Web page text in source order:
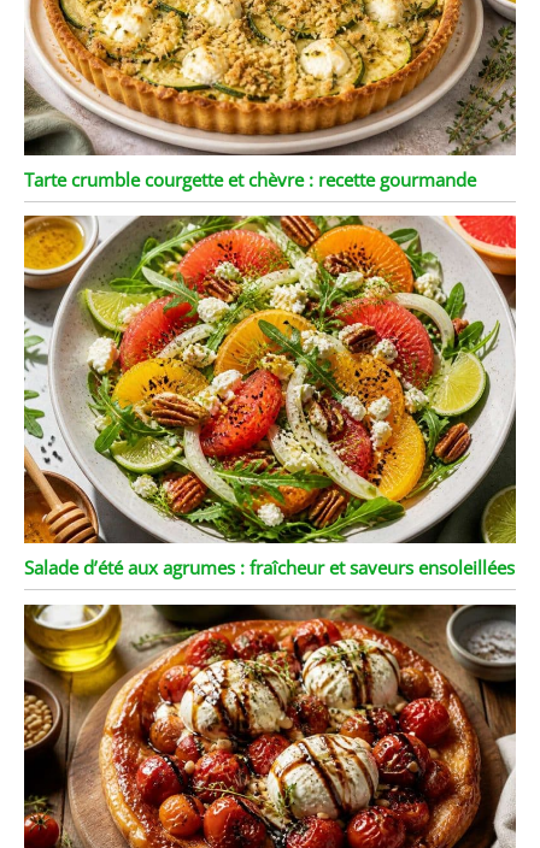
Tarte crumble courgette et chèvre : recette gourmande
Salade d’été aux agrumes : fraîcheur et saveurs ensoleillées